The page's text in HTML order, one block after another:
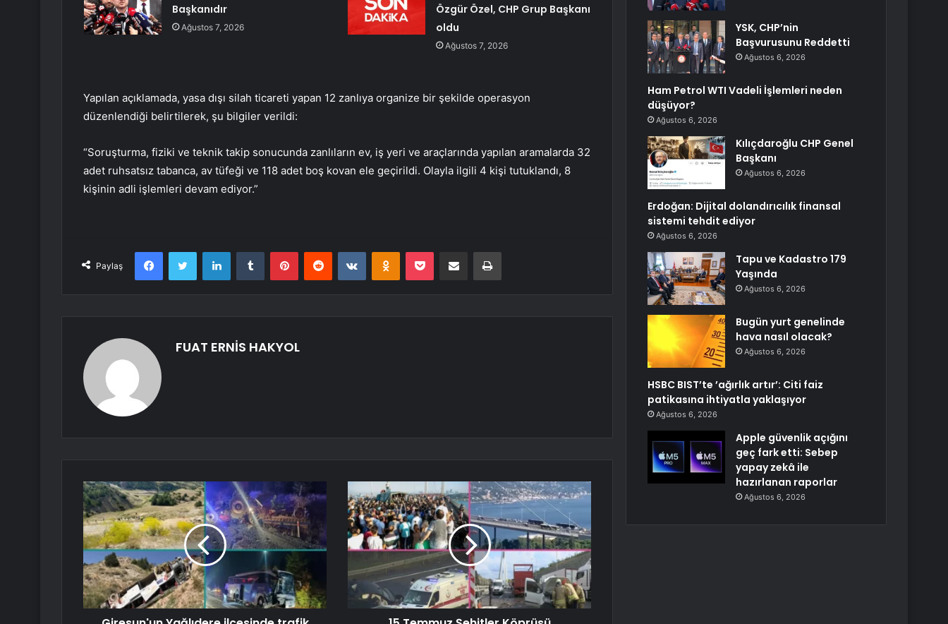
Başkanıdır
Ağustos 7, 2026
Özgür Özel, CHP Grup Başkanı
oldu
Ağustos 7, 2026
Yapılan açıklamada, yasa dışı silah ticareti yapan 12 zanlıya organize bir şekilde operasyon
düzenlendiği belirtilerek, şu bilgiler verildi:
“Soruşturma, fiziki ve teknik takip sonucunda zanlıların ev, iş yeri ve araçlarında yapılan aramalarda 32
adet ruhsatsız tabanca, av tüfeği ve 118 adet boş kovan ele geçirildi. Olayla ilgili 4 kişi tutuklandı, 8
kişinin adli işlemleri devam ediyor.”
Paylaş
FacebookTwitter LinkedInTumblr PinterestReddit VKontakteOdnoklassniki
Pocket E-Posta ile paylaş Yazdır
FUAT ERNİS HAKYOL
YSK, CHP’nin
Başvurusunu Reddetti
Ağustos 6, 2026
Ham Petrol WTI Vadeli İşlemleri neden
düşüyor?
Ağustos 6, 2026
Kılıçdaroğlu CHP Genel
Başkanı
Ağustos 6, 2026
Erdoğan: Dijital dolandırıcılık finansal
sistemi tehdit ediyor
Ağustos 6, 2026
Tapu ve Kadastro 179
Yaşında
Ağustos 6, 2026
Bugün yurt genelinde
hava nasıl olacak?
Ağustos 6, 2026
HSBC BIST’te ’ağırlık artır’: Citi faiz
patikasına ihtiyatla yaklaşıyor
Ağustos 6, 2026
Apple güvenlik açığını
geç fark etti: Sebep
yapay zekâ ile
hazırlanan raporlar
Ağustos 6, 2026